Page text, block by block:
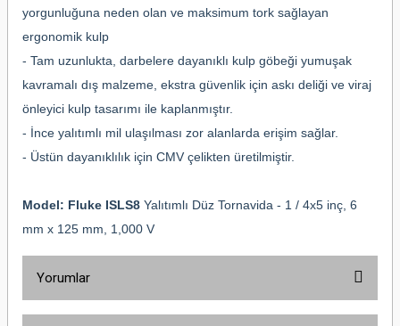
yorgunluğuna neden olan ve maksimum tork sağlayan
ergonomik kulp
- Tam uzunlukta, darbelere dayanıklı kulp göbeği yumuşak
kavramalı dış malzeme, ekstra güvenlik için askı deliği ve viraj
önleyici kulp tasarımı ile kaplanmıştır.
- İnce yalıtımlı mil ulaşılması zor alanlarda erişim sağlar.
- Üstün dayanıklılık için CMV çelikten üretilmiştir.
Model: Fluke ISLS8 Yalıtımlı Düz Tornavida - 1 / 4x5 inç, 6
mm x 125 mm, 1,000 V
Yorumlar